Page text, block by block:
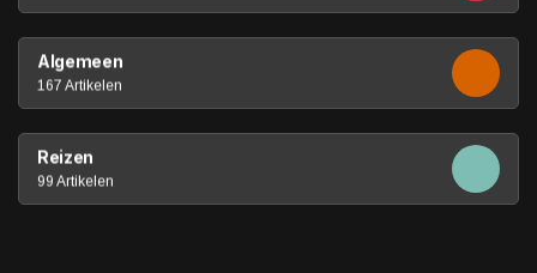
Algemeen
167 Artikelen
Reizen
99 Artikelen